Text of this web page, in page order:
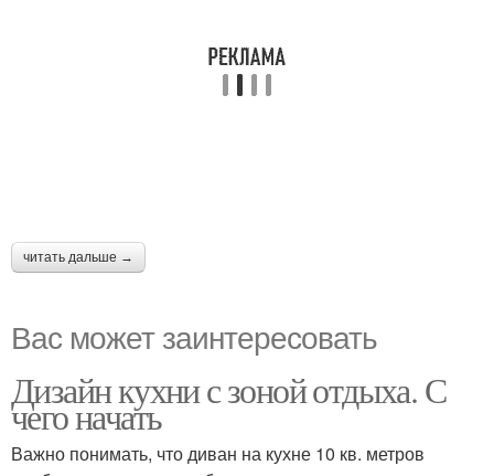
читать дальше →
Вас может заинтересовать
Дизайн кухни с зоной отдыха. С
чего начать
Важно понимать, что диван на кухне 10 кв. метров